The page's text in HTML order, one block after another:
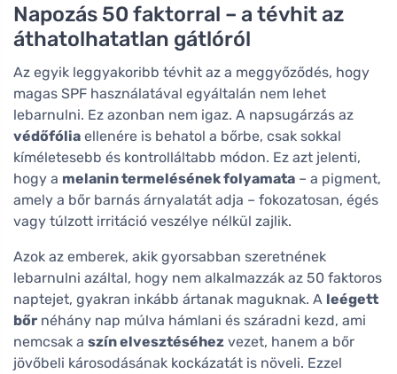
Napozás 50 faktorral – a tévhit az
áthatolhatatlan gátlóról
Az egyik leggyakoribb tévhit az a meggyőződés, hogy
magas SPF használatával egyáltalán nem lehet
lebarnulni. Ez azonban nem igaz. A napsugárzás az
védőfólia ellenére is behatol a bőrbe, csak sokkal
kíméletesebb és kontrolláltabb módon. Ez azt jelenti,
hogy a melanin termelésének folyamata – a pigment,
amely a bőr barnás árnyalatát adja – fokozatosan, égés
vagy túlzott irritáció veszélye nélkül zajlik.
Azok az emberek, akik gyorsabban szeretnének
lebarnulni azáltal, hogy nem alkalmazzák az 50 faktoros
naptejet, gyakran inkább ártanak maguknak. A leégett
bőr néhány nap múlva hámlani és száradni kezd, ami
nemcsak a szín elvesztéséhez vezet, hanem a bőr
jövőbeli károsodásának kockázatát is növeli. Ezzel